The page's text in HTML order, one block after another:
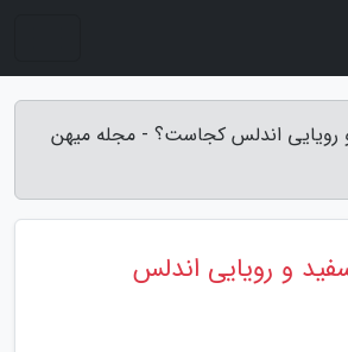
اندلس کجاست؟ - مجله میهن
و رویایی اندلس